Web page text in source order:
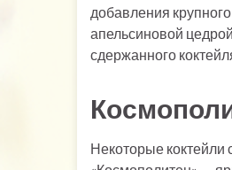
добавления
апельсиновой
сдержанного
Некоторые коктейли